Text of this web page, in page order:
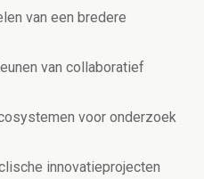
van een bredere
van collaboratief
voor onderzoek
innovatieprojecten